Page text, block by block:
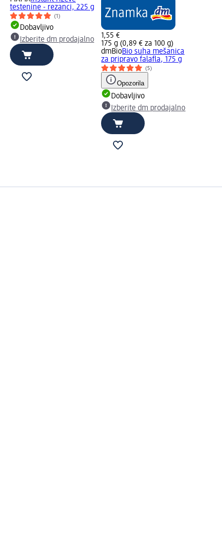
testenine - rezanci, 225 g
(1)
Dobavljivo
Izberite dm prodajalno
1,55 €
175 g (0,89 € za 100 g)
dmBioBio suha mešanica
za pripravo falafla, 175 g
(5)
Opozorila
Dobavljivo
Izberite dm prodajalno